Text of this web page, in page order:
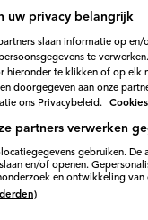
te
Franse
uw privacy belangrijk
slaan informatie op
te
hieronder te klikken of op elk
doorgegeven aan onze
ons Privacybeleid.
partners verwerken
gebruiken.
en/of openen.
en ontwikkeling van